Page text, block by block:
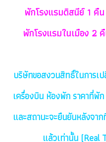
พักโรงแรมดิสนีย์ 1 คื
พักโรงแรมในเมือง 2
บริษัทขอสงวนสิทธิ์ในการเ
เครื่องบิน ห้องพัก ราคาที่พัก
และสถานะจะยืนยันหลังจาก
แล้วเท่านั้น (Real